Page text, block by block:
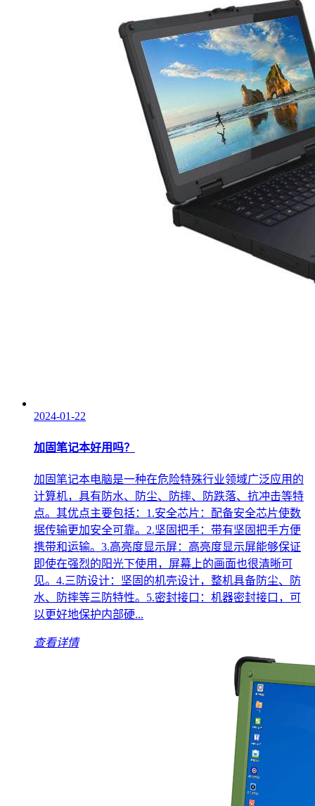
2024-01-22
加固笔记本好用吗？
加固笔记本电脑是一种在危险特殊行业领域广泛应用的
计算机，具有防水、防尘、防摔、防跌落、抗冲击等特
点。其优点主要包括：1.安全芯片：配备安全芯片使数
据传输更加安全可靠。2.坚固把手：带有坚固把手方便
携带和运输。3.高亮度显示屏：高亮度显示屏能够保证
即使在强烈的阳光下使用，屏幕上的画面也很清晰可
见。4.三防设计：坚固的机壳设计，整机具备防尘、防
水、防摔等三防特性。5.密封接口：机器密封接口，可
以更好地保护内部硬...
查看详情